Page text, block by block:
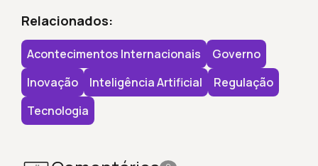
Relacionados:
Acontecimentos Internacionais
Governo
Inovação
Inteligência Artificial
Regulação
Tecnologia